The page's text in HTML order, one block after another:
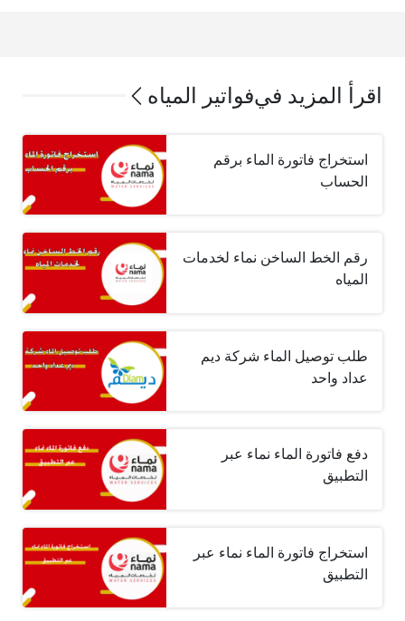
اقرأ المزيد فيفواتير المياه
استخراج فاتورة الماء برقم
الحساب
رقم الخط الساخن نماء لخدمات
المياه
طلب توصيل الماء شركة ديم
عداد واحد
دفع فاتورة الماء نماء عبر
التطبيق
استخراج فاتورة الماء نماء عبر
التطبيق